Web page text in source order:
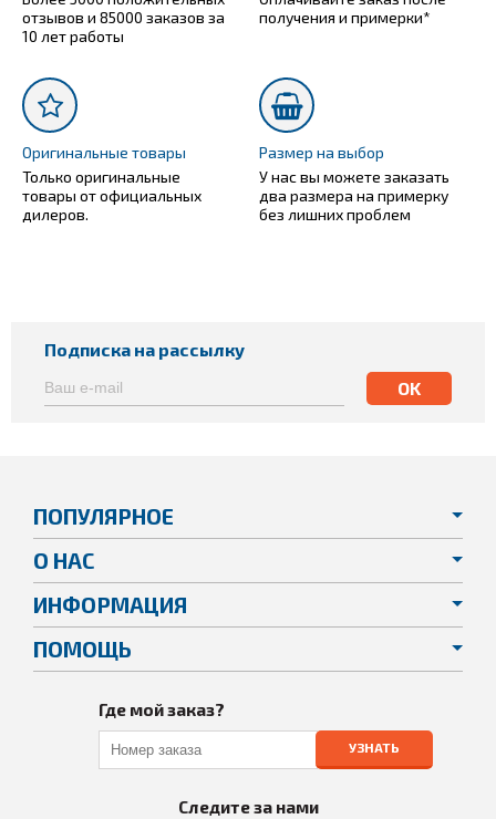
отзывов и 85000 заказов за
10 лет работы
получения и примерки*
Оригинальные товары
Только оригинальные
товары от официальных
дилеров.
Размер на выбор
У нас вы можете заказать
два размера на примерку
без лишних проблем
Подписка на рассылку
ПОПУЛЯРНОЕ
О НАС
ИНФОРМАЦИЯ
ПОМОЩЬ
Где мой заказ?
УЗНАТЬ
Следите за нами